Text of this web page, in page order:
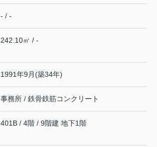
- / -
242.10㎡ / -
1991年9月(築34年)
事務所 / 鉄骨鉄筋コンクリート
401B / 4階 / 9階建 地下1階